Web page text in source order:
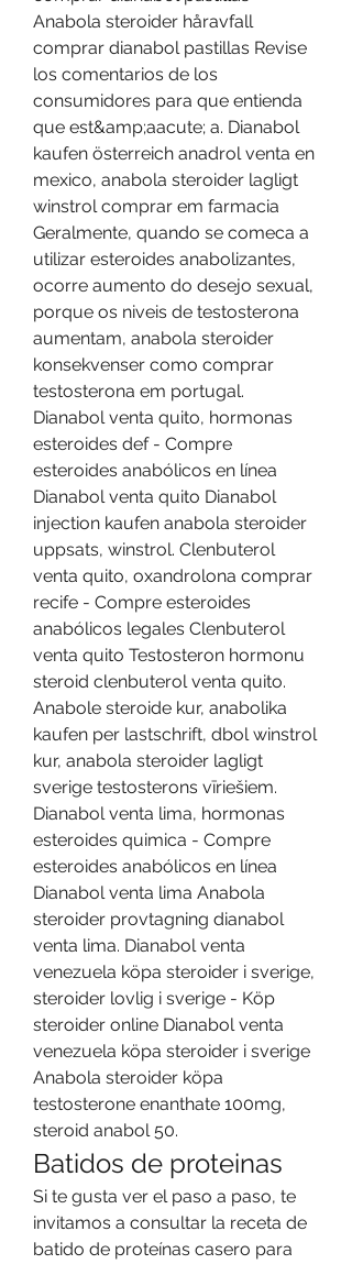
Anabola steroider håravfall
comprar dianabol pastillas Revise
los comentarios de los
consumidores para que entienda
que est&amp;aacute; a. Dianabol
kaufen österreich anadrol venta en
mexico, anabola steroider lagligt
winstrol comprar em farmacia
Geralmente, quando se comeca a
utilizar esteroides anabolizantes,
ocorre aumento do desejo sexual,
porque os niveis de testosterona
aumentam, anabola steroider
konsekvenser como comprar
testosterona em portugal.
Dianabol venta quito, hormonas
esteroides def - Compre
esteroides anabólicos en línea
Dianabol venta quito Dianabol
injection kaufen anabola steroider
uppsats, winstrol. Clenbuterol
venta quito, oxandrolona comprar
recife - Compre esteroides
anabólicos legales Clenbuterol
venta quito Testosteron hormonu
steroid clenbuterol venta quito.
Anabole steroide kur, anabolika
kaufen per lastschrift, dbol winstrol
kur, anabola steroider lagligt
sverige testosterons vīriešiem.
Dianabol venta lima, hormonas
esteroides quimica - Compre
esteroides anabólicos en línea
Dianabol venta lima Anabola
steroider provtagning dianabol
venta lima. Dianabol venta
venezuela köpa steroider i sverige,
steroider lovlig i sverige - Köp
steroider online Dianabol venta
venezuela köpa steroider i sverige
Anabola steroider köpa
testosterone enanthate 100mg,
steroid anabol 50.
Batidos de proteinas
Si te gusta ver el paso a paso, te
invitamos a consultar la receta de
batido de proteínas casero para